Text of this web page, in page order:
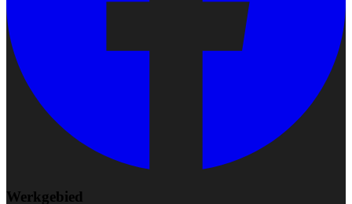
Werkgebied